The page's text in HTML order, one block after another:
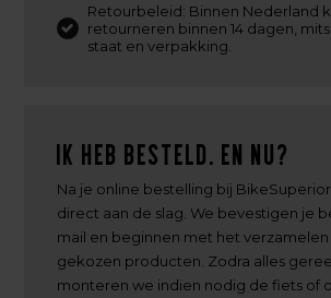
Retourbeleid: Binnen Nederland
retourneren binnen 14 dagen,
staat en verpakking.
Ik heb besteld. En nu?
Na je online bestelling bij
direct aan de slag. We bevestigen je
mail en beginnen met het verzamelen
gekozen producten. Zodra alles
monteren we indien nodig de fiets of